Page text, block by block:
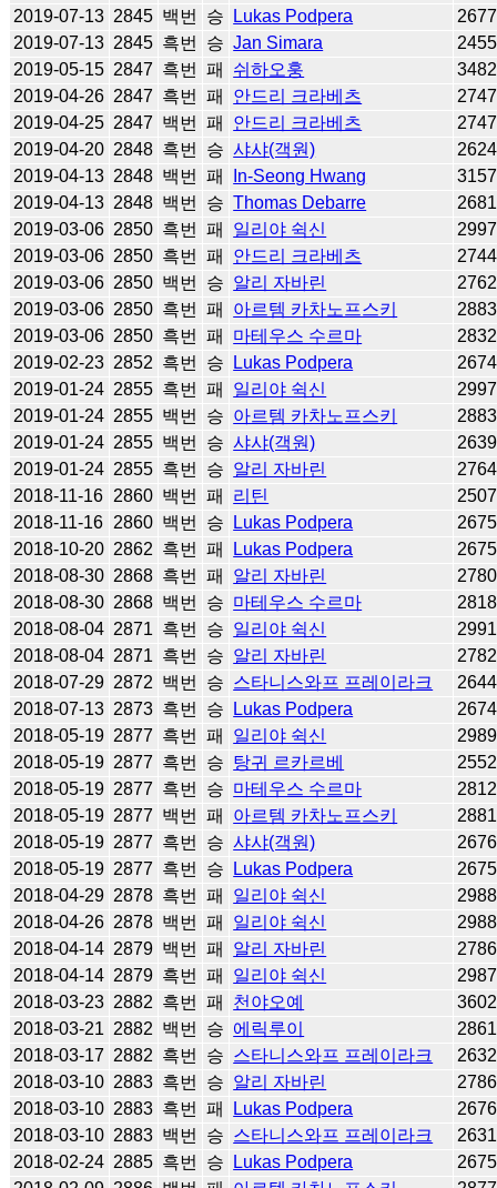
2019-07-13 2845 백번 승 Lukas Podpera
2677
2019-07-13 2845 흑번 승 Jan Simara
2455
2019-05-15 2847 흑번 패 쉬하오훙
3482
2019-04-26 2847 흑번 패 안드리 크라베츠
2747
2019-04-25 2847 백번 패 안드리 크라베츠
2747
2019-04-20 2848 흑번 승 샤샤(객원)
2624
2019-04-13 2848 백번 패 In-Seong Hwang
3157
2019-04-13 2848 백번 승 Thomas Debarre
2681
2019-03-06 2850 흑번 패 일리야 쉭신
2997
2019-03-06 2850 흑번 패 안드리 크라베츠
2744
2019-03-06 2850 백번 승 알리 자바린
2762
2019-03-06 2850 흑번 패 아르템 카차노프스키
2883
2019-03-06 2850 흑번 패 마테우스 수르마
2832
2019-02-23 2852 흑번 승 Lukas Podpera
2674
2019-01-24 2855 흑번 패 일리야 쉭신
2997
2019-01-24 2855 백번 승 아르템 카차노프스키
2883
2019-01-24 2855 백번 승 샤샤(객원)
2639
2019-01-24 2855 흑번 승 알리 자바린
2764
2018-11-16 2860 백번 패 리틴
2507
2018-11-16 2860 백번 승 Lukas Podpera
2675
2018-10-20 2862 흑번 패 Lukas Podpera
2675
2018-08-30 2868 흑번 패 알리 자바린
2780
2018-08-30 2868 백번 승 마테우스 수르마
2818
2018-08-04 2871 흑번 승 일리야 쉭신
2991
2018-08-04 2871 흑번 승 알리 자바린
2782
2018-07-29 2872 백번 승 스타니스와프 프레이라크
2644
2018-07-13 2873 흑번 승 Lukas Podpera
2674
2018-05-19 2877 흑번 패 일리야 쉭신
2989
2018-05-19 2877 흑번 승 탕귀 르카르베
2552
2018-05-19 2877 흑번 승 마테우스 수르마
2812
2018-05-19 2877 백번 패 아르템 카차노프스키
2881
2018-05-19 2877 흑번 승 샤샤(객원)
2676
2018-05-19 2877 흑번 승 Lukas Podpera
2675
2018-04-29 2878 흑번 패 일리야 쉭신
2988
2018-04-26 2878 백번 패 일리야 쉭신
2988
2018-04-14 2879 백번 패 알리 자바린
2786
2018-04-14 2879 흑번 패 일리야 쉭신
2987
2018-03-23 2882 흑번 패 천야오예
3602
2018-03-21 2882 백번 승 에릭루이
2861
2018-03-17 2882 흑번 승 스타니스와프 프레이라크
2632
2018-03-10 2883 흑번 승 알리 자바린
2786
2018-03-10 2883 흑번 패 Lukas Podpera
2676
2018-03-10 2883 백번 승 스타니스와프 프레이라크
2631
2018-02-24 2885 흑번 승 Lukas Podpera
2675